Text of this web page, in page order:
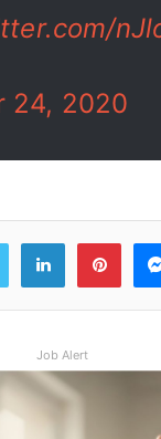
24, 2020
Twitter
Job Alert